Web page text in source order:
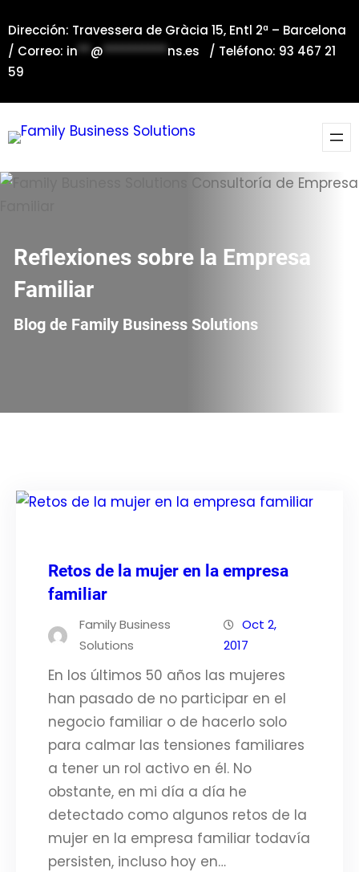
al
contenido
Dirección: Travessera de Gràcia 15, Entl 2ª – Barcelona
/ Correo: in**@**********ns.es / Teléfono: 93 467 21
59
Reflexiones sobre la Empresa
Familiar
Blog de Family Business Solutions
Retos de la mujer en la empresa
familiar
Family Business
Solutions
Oct 2,
2017
En los últimos 50 años las mujeres
han pasado de no participar en el
negocio familiar o de hacerlo solo
para calmar las tensiones familiares
a tener un rol activo en él. No
obstante, en mi día a día he
detectado como algunos retos de la
mujer en la empresa familiar todavía
persisten, incluso hoy en…